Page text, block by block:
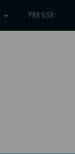
PRESSE